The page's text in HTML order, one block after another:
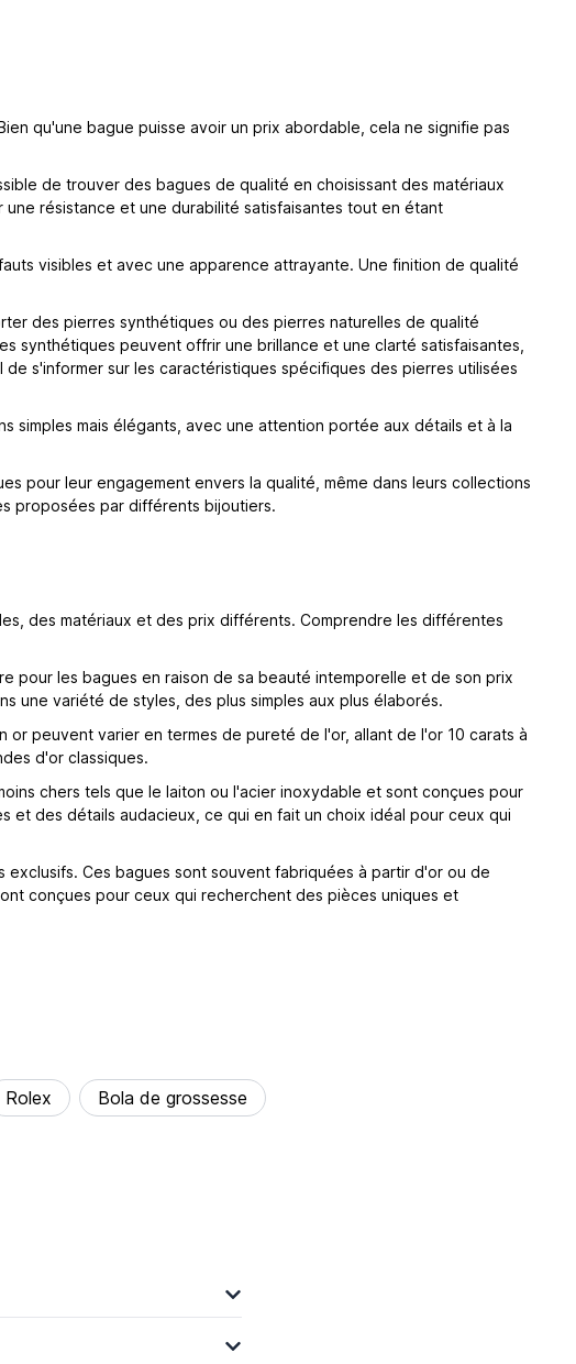
qu'une bague puisse avoir un prix abordable, cela ne signifie pas
de trouver des bagues de qualité en choisissant des matériaux
résistance et une durabilité satisfaisantes tout en étant
visibles et avec une apparence attrayante. Une finition de qualité
des pierres synthétiques ou des pierres naturelles de qualité
synthétiques peuvent offrir une brillance et une clarté satisfaisantes,
s'informer sur les caractéristiques spécifiques des pierres utilisées
mais élégants, avec une attention portée aux détails et à la
pour leur engagement envers la qualité, même dans leurs collections
proposées par différents bijoutiers.
des matériaux et des prix différents. Comprendre les différentes
pour les bagues en raison de sa beauté intemporelle et de son prix
une variété de styles, des plus simples aux plus élaborés.
or peuvent varier en termes de pureté de l'or, allant de l'or 10 carats à
d'or classiques.
chers tels que le laiton ou l'acier inoxydable et sont conçues pour
des détails audacieux, ce qui en fait un choix idéal pour ceux qui
Ces bagues sont souvent fabriquées à partir d'or ou de
conçues pour ceux qui recherchent des pièces uniques et
Rolex Bola de grossesse